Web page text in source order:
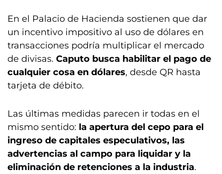
En el Palacio de Hacienda sostienen que dar
un incentivo impositivo al uso de dólares en
transacciones podría multiplicar el mercado
de divisas. Caputo busca habilitar el pago de
cualquier cosa en dólares, desde QR hasta
tarjeta de débito.
Las últimas medidas parecen ir todas en el
mismo sentido: la apertura del cepo para el
ingreso de capitales especulativos, las
advertencias al campo para liquidar y la
eliminación de retenciones a la industria.